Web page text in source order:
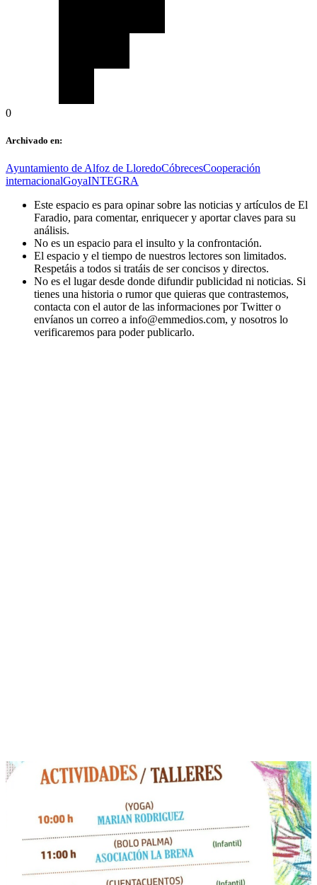
0
Archivado en:
Ayuntamiento de Alfoz de LloredoCóbrecesCooperación
internacionalGoyaINTEGRA
Este espacio es para opinar sobre las noticias y artículos de El
Faradio, para comentar, enriquecer y aportar claves para su
análisis.
No es un espacio para el insulto y la confrontación.
El espacio y el tiempo de nuestros lectores son limitados.
Respetáis a todos si tratáis de ser concisos y directos.
No es el lugar desde donde difundir publicidad ni noticias. Si
tienes una historia o rumor que quieras que contrastemos,
contacta con el autor de las informaciones por Twitter o
envíanos un correo a info@emmedios.com, y nosotros lo
verificaremos para poder publicarlo.